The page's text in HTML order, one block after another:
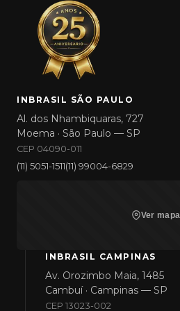
INBRASIL SÃO PAULO
Al. dos Nhambiquaras, 727
Moema · São Paulo — SP
CEP 04090-011
(11) 5051-1511(11) 99004-6829
Ver mapa
INBRASIL CAMPINAS
Av. Orozimbo Maia, 1485
Cambuí · Campinas — SP
CEP 13023-002